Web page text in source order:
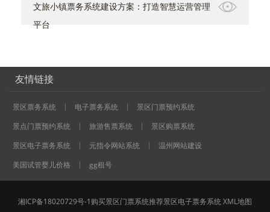
文旅小镇票务系统建设方案：打造智慧运营管理
平台
友情链接
景区票务系统 电子票务系统
景区门票预约系统
景点门票预约系统
旅游售票系统
景区购票系统
景区电子票务系统
元指令网站系统
温州网站建设
美国试管婴儿价格
gg租号
湘ICP备18020729号-1购买景区门票系统推荐景区电子票务系统XML地图